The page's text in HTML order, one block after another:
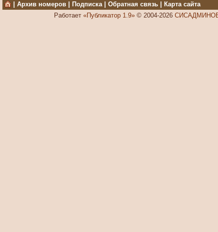
Архив номеров Подписка| Обратная связь
Карта сайта
Работает «Публикатор 1.9»© 2004-2026